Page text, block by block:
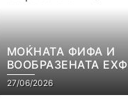
МОЌНАТА ФИФА И
ВООБРАЗЕНАТА ЕХФ
27/06/2026